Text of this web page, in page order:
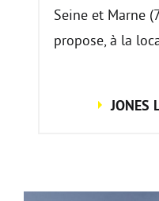
Seine et Marne
propose, à la
JONES